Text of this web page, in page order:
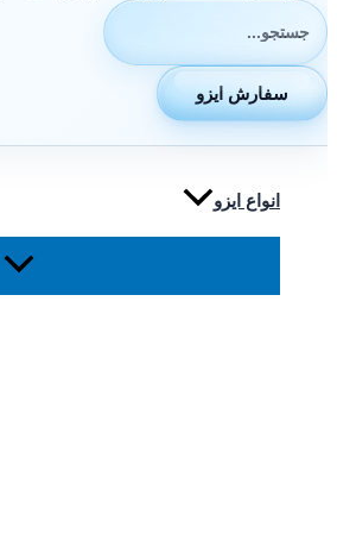
جستجوی:
سفارش ایزو
انواع ایزو